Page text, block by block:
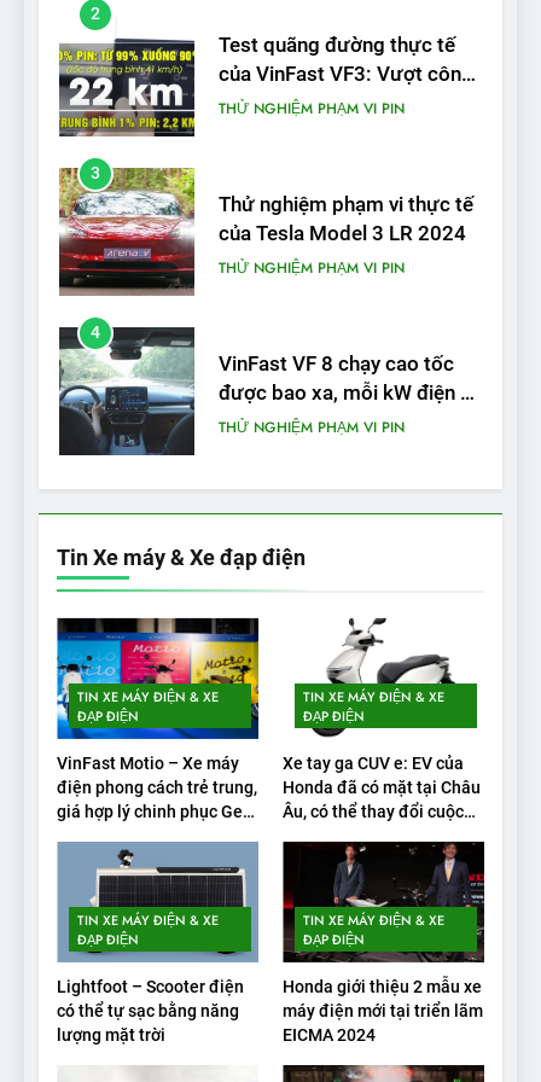
2
Test quãng đường thực tế
của VinFast VF3: Vượt công
bố từ nhà sản xuất
THỬ NGHIỆM PHẠM VI PIN
3
Thử nghiệm phạm vi thực tế
của Tesla Model 3 LR 2024
THỬ NGHIỆM PHẠM VI PIN
4
VinFast VF 8 chạy cao tốc
được bao xa, mỗi kW điện đi
được bao nhiêu km?
THỬ NGHIỆM PHẠM VI PIN
5
bao nhiêu km sau mỗi lần
THỬ NGHIỆM PHẠM VI PIN
1
Xe điện Trung Quốc với pin
‘bán rắn’ đi được 554 dặm
trong bài kiểm tra phạm vi
THỬ NGHIỆM PHẠM VI PIN
2
Test quãng đường thực tế
của VinFast VF3: Vượt công
bố từ nhà sản xuất
THỬ NGHIỆM PHẠM VI PIN
Thử nghiệm phạm vi thực tế
của Tesla Model 3 LR 2024
THỬ NGHIỆM PHẠM VI PIN
Tin Xe máy & Xe đạp điện
TIN XE MÁY ĐIỆN & XE
ĐẠP ĐIỆN
VinFast Motio – Xe máy
điện phong cách trẻ trung,
giá hợp lý chinh phục Gen
TIN XE MÁY ĐIỆN & XE
ĐẠP ĐIỆN
Xe tay ga CUV e: EV của
Honda đã có mặt tại Châu
Âu, có thể thay đổi cuộc
TIN XE MÁY ĐIỆN & XE
ĐẠP ĐIỆN
Lightfoot – Scooter điện
có thể tự sạc bằng năng
lượng mặt trời
TIN XE MÁY ĐIỆN & XE
ĐẠP ĐIỆN
Honda giới thiệu 2 mẫu xe
máy điện mới tại triển lãm
EICMA 2024